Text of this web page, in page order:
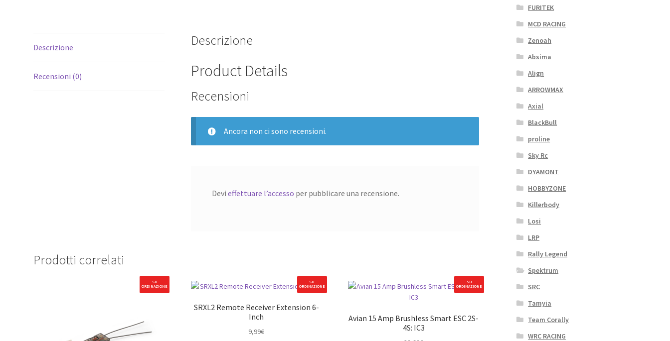
Descrizione
Recensioni (0)
Descrizione
Product Details
Recensioni
Ancora non ci sono recensioni.
Devi effettuare l’accesso per pubblicare una recensione.
Prodotti correlati
SU
ORDINAZIONE
SU
ORDINAZIONE
SRXL2 Remote Receiver Extension 6-
Inch
9,99€
SU
ORDINAZIONE
Avian 15 Amp Brushless Smart ESC 2S-
4S: IC3
FURITEK
MCD RACING
Zenoah
Absima
Align
ARROWMAX
Axial
BlackBull
proline
Sky Rc
DYAMONT
HOBBYZONE
Killerbody
Losi
LRP
Rally Legend
Spektrum
SRC
Tamyia
Team Corally
WRC RACING